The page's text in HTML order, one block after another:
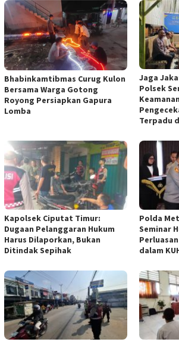
Bhabinkamtibmas Curug Kulon
Bersama Warga Gotong
Royong Persiapkan Gapura
Lomba
Jaga
Polsek
Terpadu
Kapolsek Ciputat Timur:
Dugaan Pelanggaran Hukum
Harus Dilaporkan, Bukan
Ditindak Sepihak
Polda
Seminar
dalam